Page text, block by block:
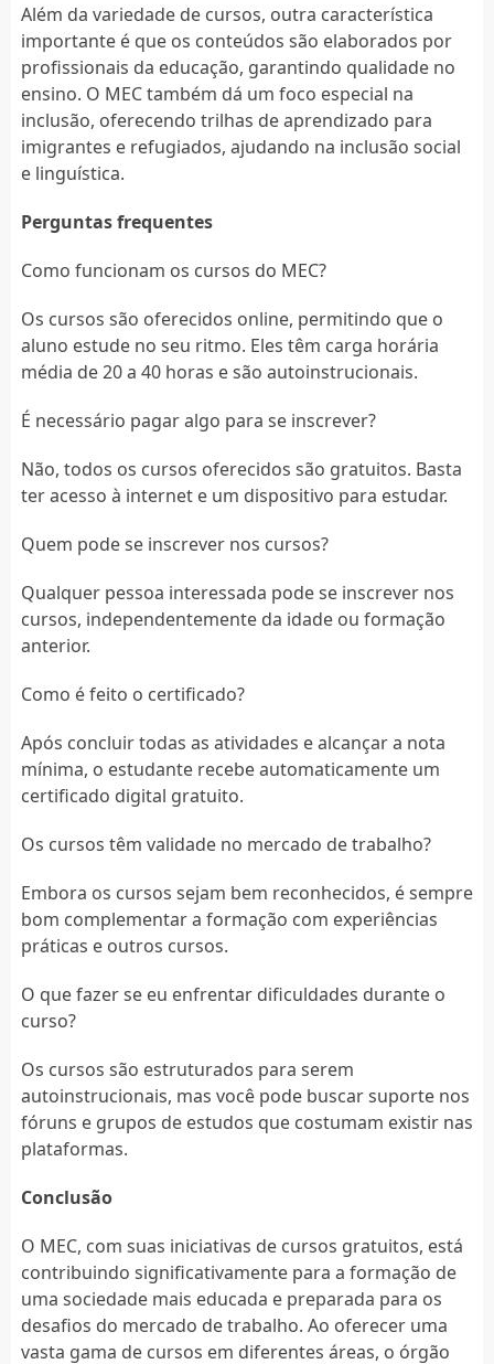
Além da variedade de cursos, outra característica
importante é que os conteúdos são elaborados por
profissionais da educação, garantindo qualidade no
ensino. O MEC também dá um foco especial na
inclusão, oferecendo trilhas de aprendizado para
imigrantes e refugiados, ajudando na inclusão social
e linguística.
Perguntas frequentes
Como funcionam os cursos do MEC?
Os cursos são oferecidos online, permitindo que o
aluno estude no seu ritmo. Eles têm carga horária
média de 20 a 40 horas e são autoinstrucionais.
É necessário pagar algo para se inscrever?
Não, todos os cursos oferecidos são gratuitos. Basta
ter acesso à internet e um dispositivo para estudar.
Quem pode se inscrever nos cursos?
Qualquer pessoa interessada pode se inscrever nos
cursos, independentemente da idade ou formação
anterior.
Como é feito o certificado?
Após concluir todas as atividades e alcançar a nota
mínima, o estudante recebe automaticamente um
certificado digital gratuito.
Os cursos têm validade no mercado de trabalho?
Embora os cursos sejam bem reconhecidos, é sempre
bom complementar a formação com experiências
práticas e outros cursos.
O que fazer se eu enfrentar dificuldades durante o
curso?
Os cursos são estruturados para serem
autoinstrucionais, mas você pode buscar suporte nos
fóruns e grupos de estudos que costumam existir nas
plataformas.
Conclusão
O MEC, com suas iniciativas de cursos gratuitos, está
contribuindo significativamente para a formação de
uma sociedade mais educada e preparada para os
desafios do mercado de trabalho. Ao oferecer uma
vasta gama de cursos em diferentes áreas, o órgão